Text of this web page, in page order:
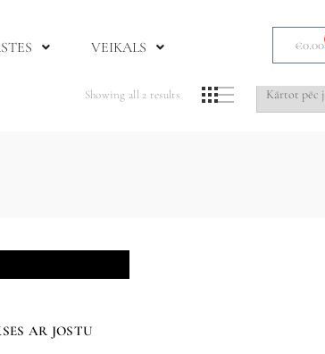
VEIKALS €0.00
Showing all 2 results
AR JOSTU